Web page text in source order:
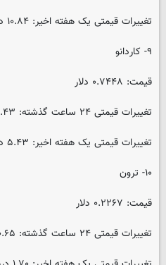
تغییرات قیمتی یک هفته اخیر: ۱۰.۸۴ درصد افزایش
۹- کاردانو
قیمت: ۰.۷۴۴۸ دلار
تغییرات قیمتی ۲۴ ساعت گذشته: ۲.۴۳ درصد افزایش
تغییرات قیمتی یک هفته اخیر: ۵.۴۳ درصد افزایش
۱۰- ترون
قیمت: ۰.۲۲۶۷ دلار
تغییرات قیمتی ۲۴ ساعت گذشته: ۰.۶۵ درصد کاهش